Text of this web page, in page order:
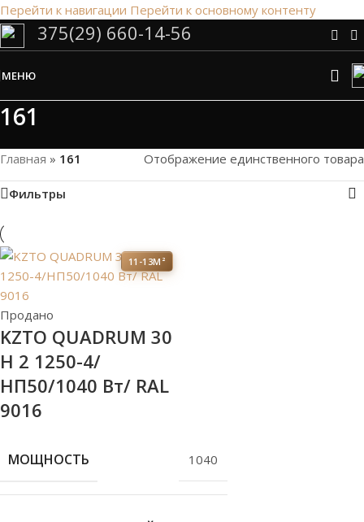
Перейти к навигации Перейти к основному контенту
Сэкономим Ваше время на подбор
Рассчитаем мощность | Предложим от 3х вариантов | В
наличии и под заказ
375(29) 660-14-56
МЕНЮ
161
Главная » 161 Отображение единственного товара
Фильтры
11-13М²
Продано
KZTO QUADRUM 30
H 2 1250-4/
НП50/1040 Вт/ RAL
9016
МОЩНОСТЬ 1040